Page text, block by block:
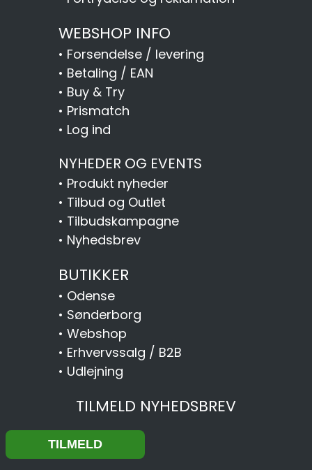
WEBSHOP INFO
• Forsendelse / levering
• Betaling / EAN
• Buy & Try
• Prismatch
• Log ind
NYHEDER OG EVENTS
• Produkt nyheder
• Tilbud og Outlet
• Tilbudskampagne
• Nyhedsbrev
BUTIKKER
• Odense
• Sønderborg
• Webshop
• Erhvervssalg / B2B
• Udlejning
TILMELD NYHEDSBREV